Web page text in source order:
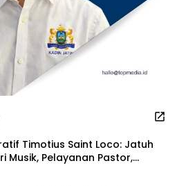
Timotius Saint Loco: Jatuh
Musik, Pelayanan Pastor,
Bisnis Sambal Babon